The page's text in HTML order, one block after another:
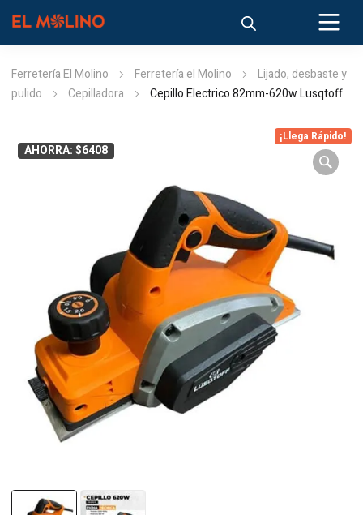
Ferretería El Molino Ferretería el Molino
Lijado, desbaste y
pulido
Cepilladora Cepillo Electrico 82mm-620w Lusqtoff
AHORRA: $6408
¡Llega Rápido!